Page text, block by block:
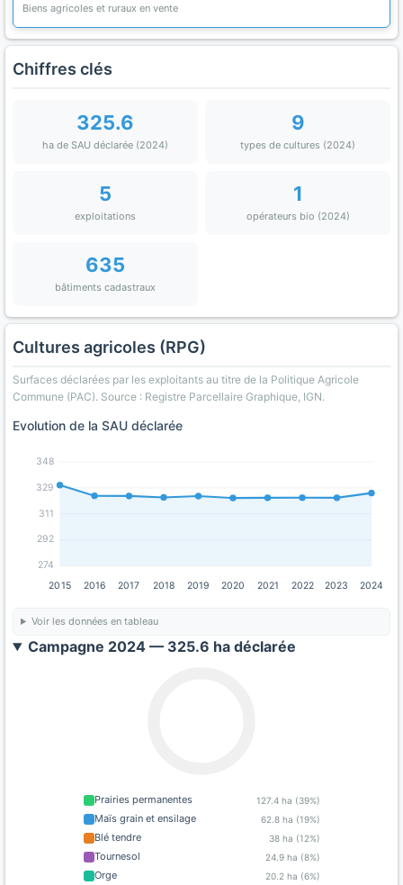
Biens agricoles et ruraux en vente
Chiffres clés
325.6
ha de SAU déclarée (2024)
9
types de cultures (2024)
5
exploitations
1
opérateurs bio (2024)
635
bâtiments cadastraux
Cultures agricoles (RPG)
Surfaces déclarées par les exploitants au titre de la Politique Agricole
Commune (PAC). Source : Registre Parcellaire Graphique, IGN.
Evolution de la SAU déclarée
274
292
311
329
348
2015 2016 2017 2018 2019 2020 2021 2022 2023 2024
Voir les données en tableau
Campagne 2024 — 325.6 ha déclarée
Prairies permanentes 127.4 ha (39%)
Maïs grain et ensilage 62.8 ha (19%)
Blé tendre 38 ha (12%)
Tournesol 24.9 ha (8%)
Orge 20.2 ha (6%)